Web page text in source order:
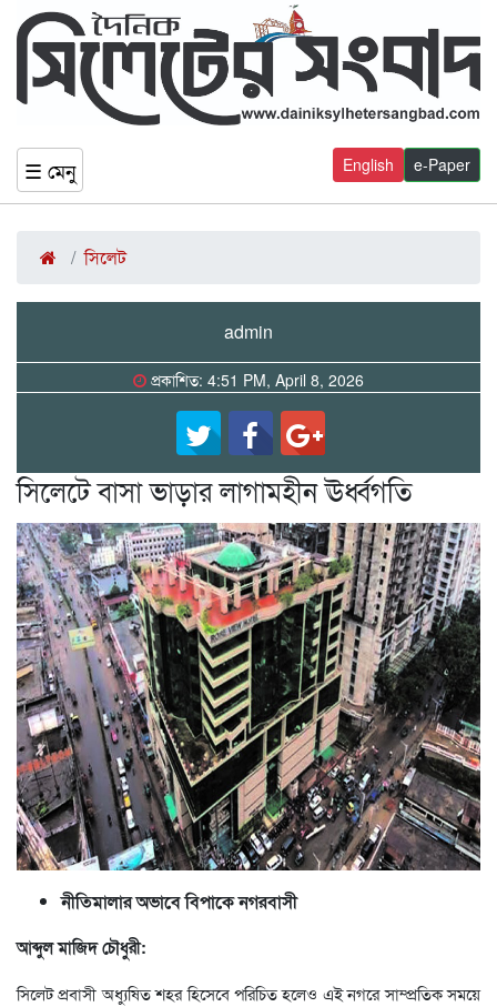
☰ মেনু e-Paper
English
সিলেট
admin
প্রকাশিত: 4:51 PM, April 8, 2026
সিলেটে বাসা ভাড়ার লাগামহীন ঊর্ধ্বগতি
নীতিমালার অভাবে বিপাকে নগরবাসী
আব্দুল মাজিদ চৌধুরী:
সিলেট প্রবাসী অধ্যুষিত শহর হিসেবে পরিচিত হলেও এই নগরে সাম্প্রতিক সময়ে